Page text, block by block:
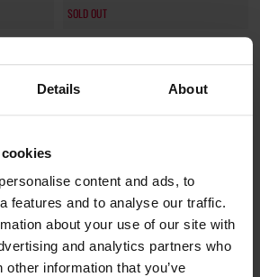
Details About
content and ads, to
features and to analyse our traffic.
about your use of our site with
and analytics partners who
information that you’ve
SOLD OUT
CZAPKA LH CIEMNOZIELONA
17,70 zł